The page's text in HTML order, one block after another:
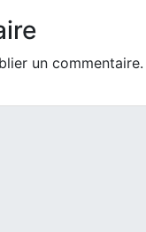
un commentaire.